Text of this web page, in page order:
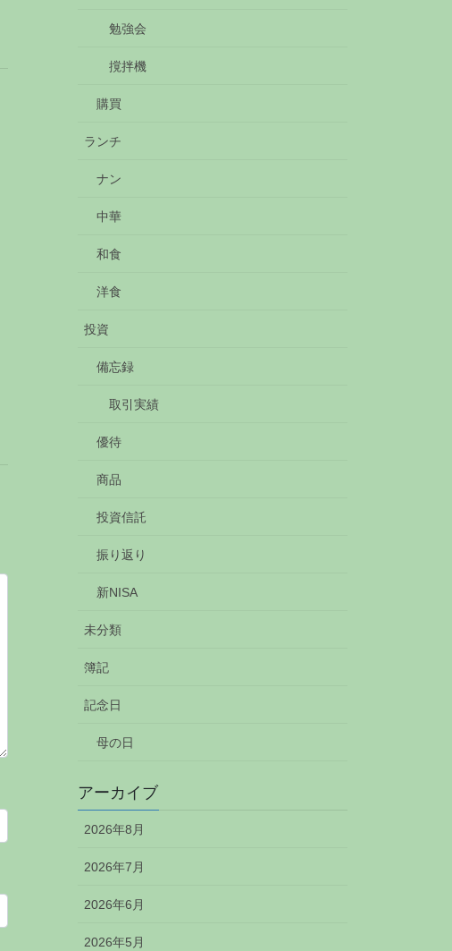
勉強会
撹拌機
購買
ランチ
ナン
中華
和食
洋食
投資
備忘録
取引実績
優待
商品
投資信託
振り返り
新NISA
未分類
簿記
記念日
母の日
アーカイブ
2026年8月
2026年7月
2026年6月
2026年5月